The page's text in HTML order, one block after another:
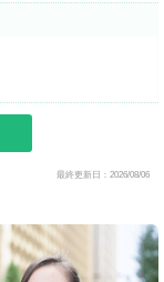
最終更新日：2026/08/06